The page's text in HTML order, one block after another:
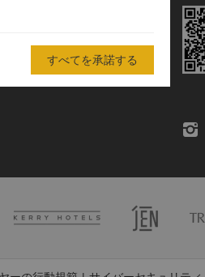
の社会的責任
すべてを承諾する